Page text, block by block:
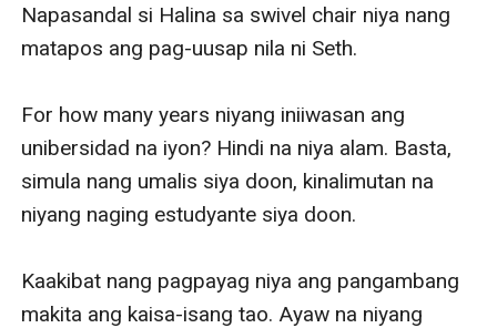
Napasandal si Halina sa swivel chair niya nang
matapos ang pag-uusap nila ni Seth.
For how many years niyang iniiwasan ang
unibersidad na iyon? Hindi na niya alam. Basta,
simula nang umalis siya doon, kinalimutan na
niyang naging estudyante siya doon.
Kaakibat nang pagpayag niya ang pangambang
makita ang kaisa-isang tao. Ayaw na niyang